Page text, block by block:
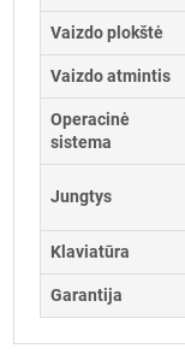
Vaizdo plokštė
Vaizdo atmintis
Operacinė
sistema
Jungtys
Klaviatūra
Garantija